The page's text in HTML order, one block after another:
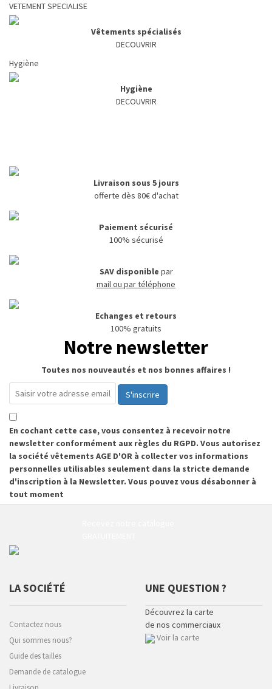
VETEMENT SPECIALISE
Vêtements spécialisés
DECOUVRIR
Hygiène
Hygiène
DECOUVRIR
Livraison sous 5 jours
offerte dès 80€ d'achat
Paiement sécurisé
100% sécurisé
SAV disponible par
mail ou par téléphone
Echanges et retours
100% gratuits
Notre newsletter
Toutes nos nouveautés et nos bonnes affaires !
S'inscrire
En cochant cette case, vous consentez à recevoir notre
newsletter conformément aux règles du RGPD. Vous autorisez
la société vêtements AGE D'OR à collecter vos informations
personnelles utilisables seulement dans la stricte demande
d'inscription à la Newsletter. Vous pouvez vous désabonner à
tout moment
LA SOCIÉTÉ
Contactez nous
Qui sommes nous?
Guide des tailles
Demande de catalogue
UNE QUESTION ?
Découvrez la carte
de nos commerciaux
Voir la carte